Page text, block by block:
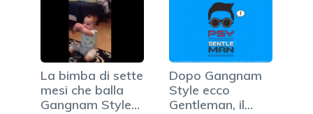
La bimba di sette
mesi che balla
Gangnam Style
Dopo Gangnam
Style ecco
Gentleman, il